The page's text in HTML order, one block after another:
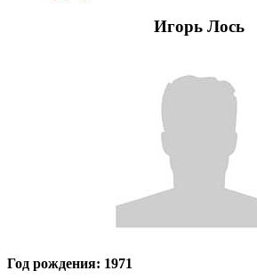
Игорь Лось
Год рождения: 1971